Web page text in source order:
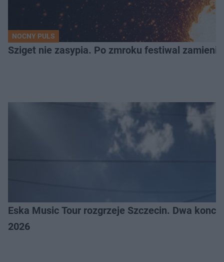
NOCNY PULS
Sziget nie zasypia. Po zmroku festiwal
Eska Music Tour rozgrzeje Szczecin. Dwa
2026